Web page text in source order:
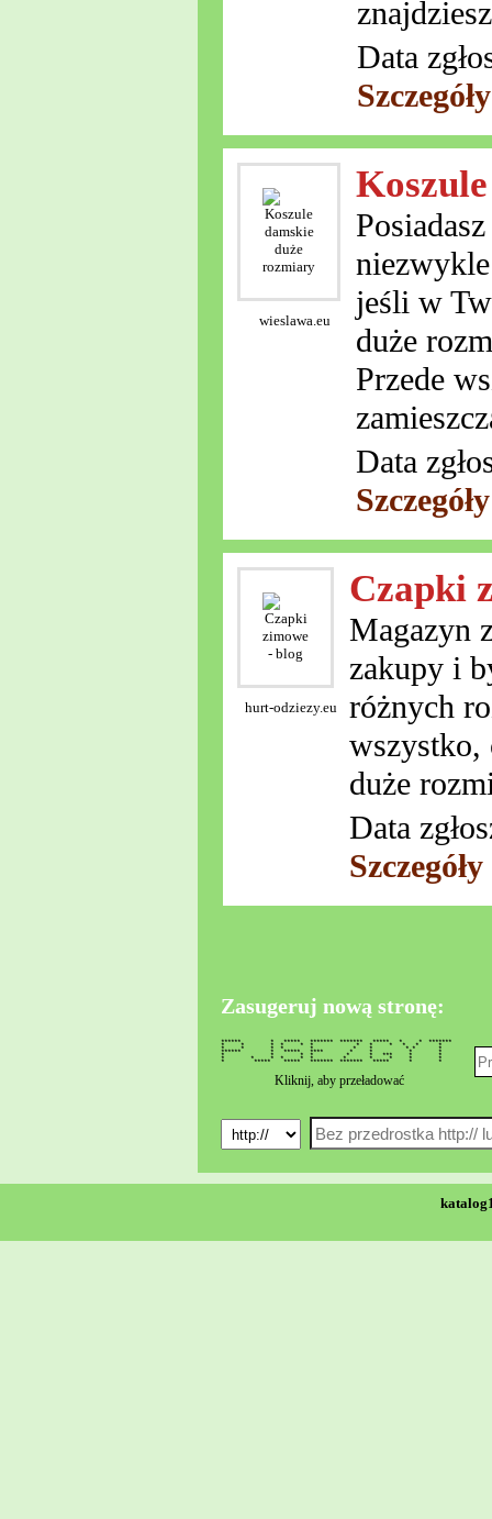
Data
wieslawa.eu
jeśli w
duże
Przede
Data
hurt-odziezy.eu
Czapki
Magazyn
zakupy i
różnych
wszystko,
duże
Data
Zasugeruj nową stronę:
****** * ***** ******* ******* ***** * * *******
* * * * * * * * * * * *
* * * * * * * * * *
****** * ***** **** * * * *
* * * * * * *** * *
* * * * * * * * * * *
* ***** ***** ******* ******* ***** * *
Kliknij, aby przeładować